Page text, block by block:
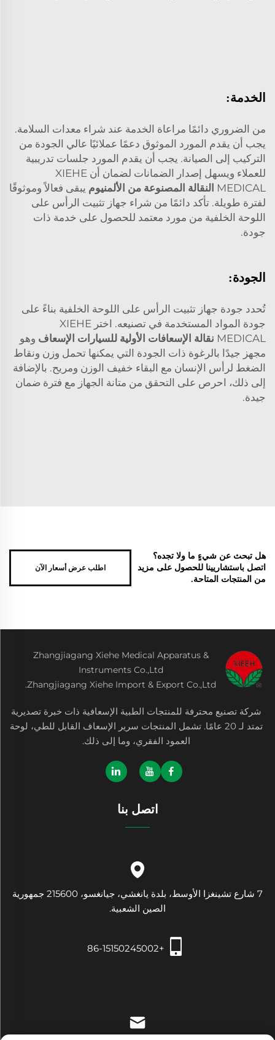
الخدمة:
من الضروري دائمًا مراعاة الخدمة عند شراء معدات السلامة.
يجب أن يقدم المورد الموثوق دعمًا عملائيًا عالي الجودة من
التركيب إلى الصيانة. يجب أن يقدم المورد جلسات تدريبية
للعملاء ويسهل إصدار الضمانات لضمان أن XIEHE
MEDICAL النقالة المصنوعة من الألمنيوم يبقى فعالاً وموثوقًا
لفترة طويلة. تأكد دائمًا من شراء جهاز تثبيت الرأس على
اللوحة الخلفية من مورد معتمد للحصول على خدمة ذات
جودة.
الجودة:
تُحدد جودة جهاز تثبيت الرأس على اللوحة الخلفية بناءً على
جودة المواد المستخدمة في تصنيعه. اختر XIEHE
MEDICAL نقالة الإسعافات الأولية للسيارات الإسعاف وهو
مجهز جيدًا بالرغوة ذات الجودة التي يمكنها تحمل وزن ونقاط
الضغط لرأس الإنسان مع البقاء خفيف الوزن ومريح. بالإضافة
إلى ذلك، احرص على التحقق من متانة الجهاز مع فترة ضمان
جيدة.
هل تبحث عن شيءٍ ما ولا تجده؟
اتصل باستشاريينا للحصول على مزيد
من المنتجات المتاحة.
اطلب عرض أسعار الآن
Zhangjiagang Xiehe Medical Apparatus &
Instruments Co.,Ltd
Zhangjiagang Xiehe Import & Export Co.,Ltd.
شركة تصنيع محترفة للمنتجات الطبية الإسعافية ذات خبرة تصديرية
تمتد لـ 20 عامًا. تشمل المنتجات سرير الإسعاف القابل للطي، لوحة
العمود الفقري، وما إلى ذلك.
اتصل بنا
7 شارع تشينغزا الأوسط، بلدة يانغشي، جيانغسو، 215600 جمهورية
الصين الشعبية.
+86-15150245002